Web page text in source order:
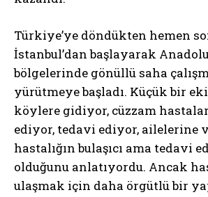
Türkiye’ye döndükten hemen
İstanbul’dan başlayarak
bölgelerinde gönüllü saha
yürütmeye başladı. Küçük bir
köylere gidiyor, cüzzam
ediyor, tedavi ediyor, ailelerine
hastalığın bulaşıcı ama tedavi
olduğunu anlatıyordu. Ancak
ulaşmak için daha örgütlü bir